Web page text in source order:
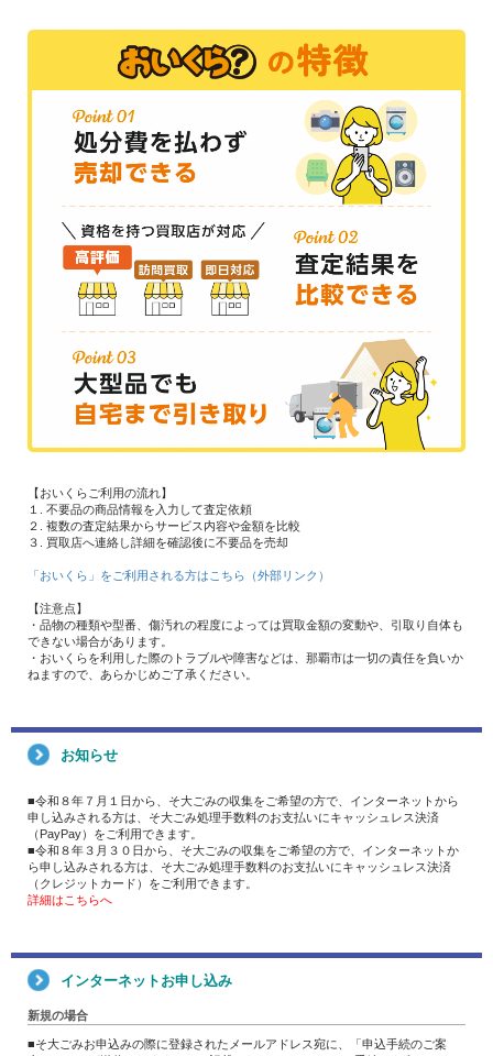
【おいくらご利用の流れ】
１. 不要品の商品情報を入力して査定依頼
２. 複数の査定結果からサービス内容や金額を比較
３. 買取店へ連絡し詳細を確認後に不要品を売却
「おいくら」をご利用される方はこちら（外部リンク）
【注意点】
・品物の種類や型番、傷汚れの程度によっては買取金額の変動や、引取り自体も
できない場合があります。
・おいくらを利用した際のトラブルや障害などは、那覇市は一切の責任を負いか
ねますので、あらかじめご了承ください。
お知らせ
■令和８年７月１日から、そ大ごみの収集をご希望の方で、インターネットから
申し込みされる方は、そ大ごみ処理手数料のお支払いにキャッシュレス決済
（PayPay）をご利用できます。
■令和８年３月３０日から、そ大ごみの収集をご希望の方で、インターネットか
ら申し込みされる方は、そ大ごみ処理手数料のお支払いにキャッシュレス決済
（クレジットカード）をご利用できます。
詳細はこちらへ
インターネットお申し込み
新規の場合
■そ大ごみお申込みの際に登録されたメールアドレス宛に、「申込手続のご案